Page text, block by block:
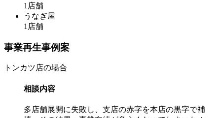
1 店舗
うなぎ屋
1 店舗
事業再生事例案
トンカツ店の場合
相談内容
多店舗展開に失敗し、支店の赤字を本店の黒字で補